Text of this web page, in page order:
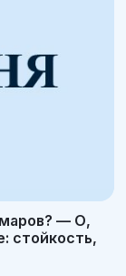
— О,
стойкость,